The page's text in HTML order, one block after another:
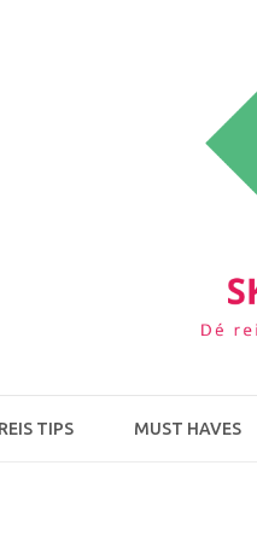
REIS TIPS MUST HAVES